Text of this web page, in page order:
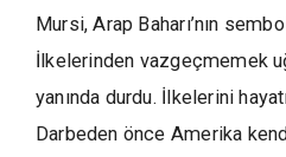
Mursi, Arap Baharı’nın
İlkelerinden vazgeçmemek
yanında durdu. İlkelerini
Darbeden önce Amerika